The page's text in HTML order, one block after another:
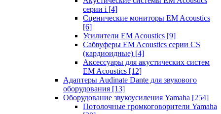
серии i [4]
Сценические мониторы EM Acoustics
[6]
Усилители EM Acoustics [9]
Сабвуферы EM Acoustics серии CS
(кардиоидные) [4]
Аксессуары для акустических систем
EM Acoustics [12]
Адаптеры Audinate Dante для звукового
оборудования [13]
Оборудование звукоусиления Yamaha [254]
Потолочные громкоговорители Yamaha